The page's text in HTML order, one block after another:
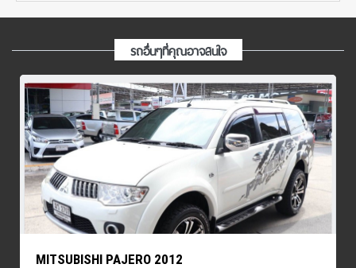
รถอื่นๆที่คุณอาจสนใจ
MITSUBISHI PAJERO 2012